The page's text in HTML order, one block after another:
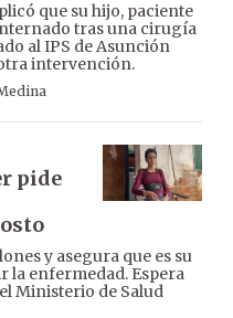
que su hijo, paciente
tras una cirugía
al IPS de Asunción
intervención.
pide
y asegura que es su
la enfermedad. Espera
Ministerio de Salud